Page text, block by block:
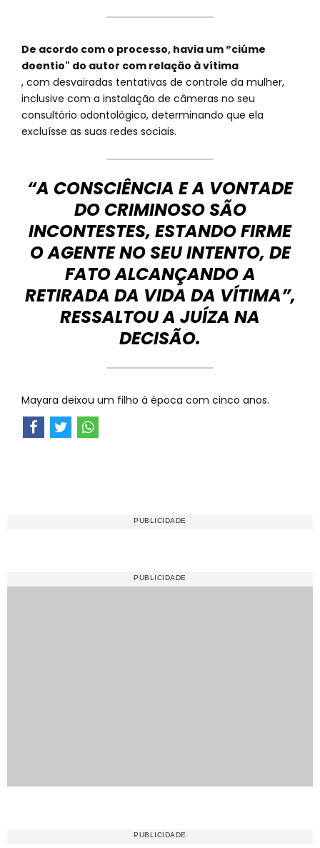
De acordo com o processo, havia um “ciúme
doentio" do autor com relação à vítima
, com desvairadas tentativas de controle da mulher,
inclusive com a instalação de câmeras no seu
consultório odontológico, determinando que ela
excluísse as suas redes sociais.
“A CONSCIÊNCIA E A VONTADE
DO CRIMINOSO SÃO
INCONTESTES, ESTANDO FIRME
O AGENTE NO SEU INTENTO, DE
FATO ALCANÇANDO A
RETIRADA DA VIDA DA VÍTIMA”,
RESSALTOU A JUÍZA NA
DECISÃO.
Mayara deixou um filho à época com cinco anos.